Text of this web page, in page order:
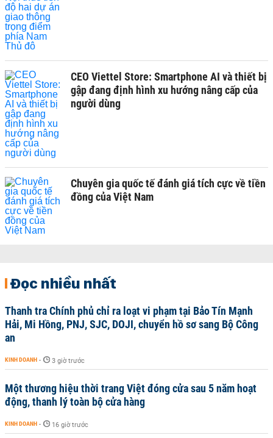
CEO Viettel Store: Smartphone AI và thiết bị
gập đang định hình xu hướng nâng cấp của
người dùng
Chuyên gia quốc tế đánh giá tích cực về tiền
đồng của Việt Nam
Đọc nhiều nhất
Thanh tra Chính phủ chỉ ra loạt vi phạm tại Bảo Tín Mạnh
Hải, Mi Hồng, PNJ, SJC, DOJI, chuyển hồ sơ sang Bộ Công
an
KINH DOANH - 3 giờ trước
Một thương hiệu thời trang Việt đóng cửa sau 5 năm hoạt
động, thanh lý toàn bộ cửa hàng
KINH DOANH - 16 giờ trước